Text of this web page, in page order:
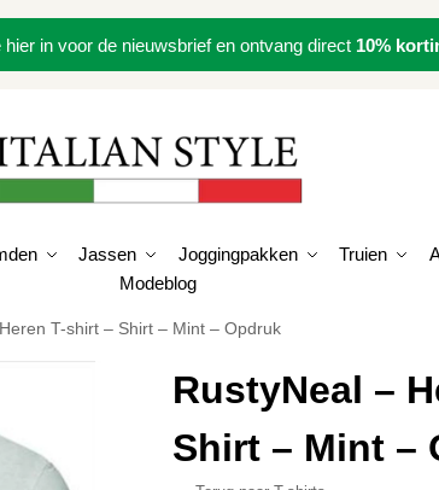
hier in voor de nieuwsbrief en ontvang direct 10%
Jassen Joggingpakken Truien
Modeblog
T-shirt – Shirt – Mint – Opdruk
RustyNeal –
Shirt – Mint –